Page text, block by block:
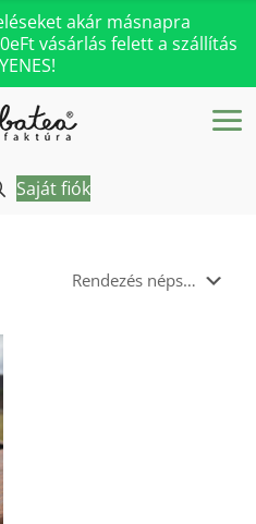
akár másnapra
vásárlás felett a szállítás
Saját fiók